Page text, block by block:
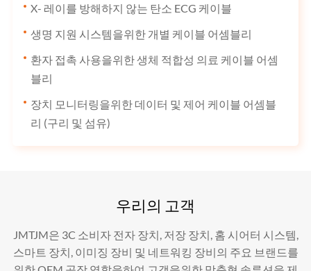
X- 레이를 방해하지 않는 탄소 ECG 케이블
생명 지원 시스템을위한 개별 케이블 어셈블리
환자 접촉 사용을위한 생체 적합성 의료 케이블 어셈
블리
장치 모니터링을위한 데이터 및 제어 케이블 어셈블
리 (구리 및 섬유)
우리의 고객
JMTJM은 3C 소비자 전자 장치, 저장 장치, 홈 시어터 시스템,
스마트 장치, 이미징 장비 및 네트워킹 장비의 주요 브랜드를